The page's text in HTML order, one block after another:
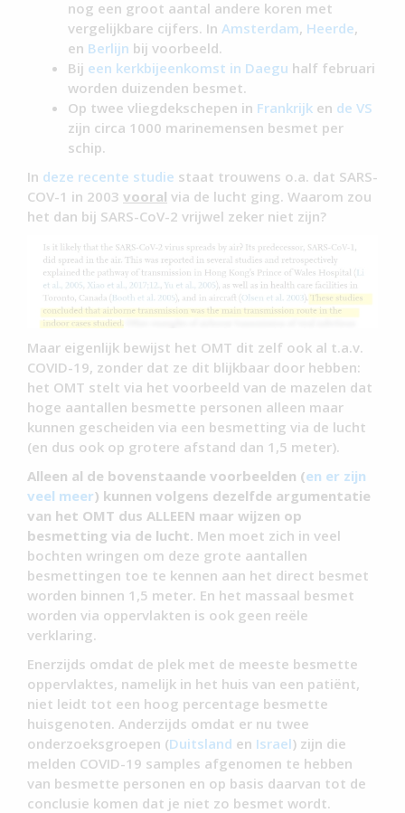
nog een groot aantal andere koren met
vergelijkbare cijfers. In Amsterdam, Heerde,
en Berlijn bij voorbeeld.
Bij een kerkbijeenkomst in Daegu half februari
worden duizenden besmet.
Op twee vliegdekschepen in Frankrijk en de VS
zijn circa 1000 marinemensen besmet per
schip.
In deze recente studie staat trouwens o.a. dat SARS-
COV-1 in 2003 vooral via de lucht ging. Waarom zou
het dan bij SARS-CoV-2 vrijwel zeker niet zijn?
Maar eigenlijk bewijst het OMT dit zelf ook al t.a.v.
COVID-19, zonder dat ze dit blijkbaar door hebben:
het OMT stelt via het voorbeeld van de mazelen dat
hoge aantallen besmette personen alleen maar
kunnen gescheiden via een besmetting via de lucht
(en dus ook op grotere afstand dan 1,5 meter).
Alleen al de bovenstaande voorbeelden (en er zijn
veel meer) kunnen volgens dezelfde argumentatie
van het OMT dus ALLEEN maar wijzen op
besmetting via de lucht. Men moet zich in veel
bochten wringen om deze grote aantallen
besmettingen toe te kennen aan het direct besmet
worden binnen 1,5 meter. En het massaal besmet
worden via oppervlakten is ook geen reële
verklaring.
Enerzijds omdat de plek met de meeste besmette
oppervlaktes, namelijk in het huis van een patiënt,
niet leidt tot een hoog percentage besmette
huisgenoten. Anderzijds omdat er nu twee
onderzoeksgroepen (Duitsland en Israel) zijn die
melden COVID-19 samples afgenomen te hebben
van besmette personen en op basis daarvan tot de
conclusie komen dat je niet zo besmet wordt.